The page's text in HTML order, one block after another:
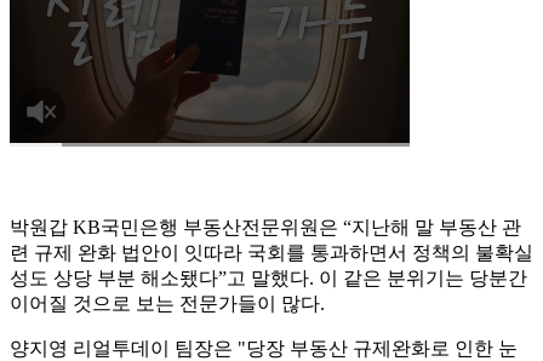
박원갑 KB국민은행 부동산전문위원은 “지난해 말 부동산 관
련 규제 완화 법안이 잇따라 국회를 통과하면서 정책의 불확실
성도 상당 부분 해소됐다”고 말했다. 이 같은 분위기는 당분간
이어질 것으로 보는 전문가들이 많다.
양지영 리얼투데이 팀장은 "당장 부동산 규제완화로 인한 눈